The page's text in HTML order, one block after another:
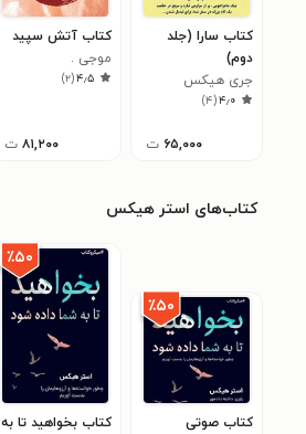
کتاب سارا (جلد
دوم)
جری هیکس
۴٫۰(۴)
۶۵,۰۰۰ ت
کتاب آتش سپید
موجی .
۴٫۵(۲)
۸۱,۲۰۰ ت
کتاب‌های استر هیکس
٪۵۰
کتاب صوتی
٪۵۰
کتاب بخواهید تا به